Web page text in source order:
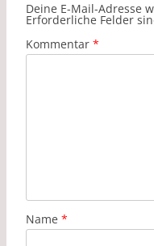
Deine E-Mail-Adresse
Erforderliche Felder
Kommentar *
Name *